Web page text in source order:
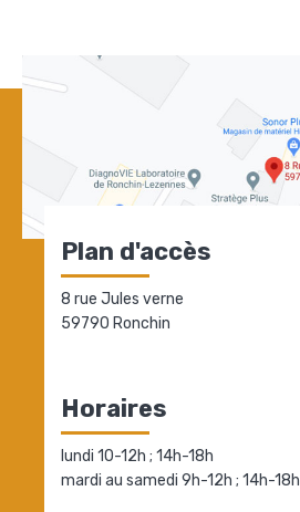
Plan d'accès
8 rue Jules verne
59790 Ronchin
Horaires
lundi 10-12h ; 14h-18h
mardi au samedi 9h-12h ; 14h-18h